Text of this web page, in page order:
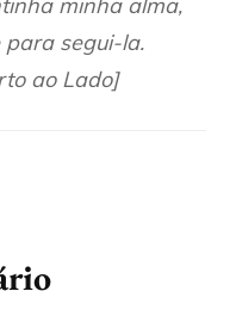
segui-la.
ao Lado]